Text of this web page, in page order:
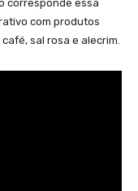
corresponde essa
com produtos
sal rosa e alecrim.